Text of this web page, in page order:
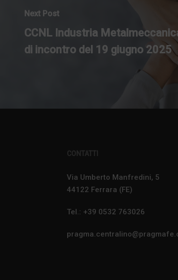
Next Post
CCNL Industria
di incontro del 19 giugno 2025
CONTATTI
Via Umberto Manfredini, 5
44122 Ferrara (FE)
Tel.: +39 0532 763026